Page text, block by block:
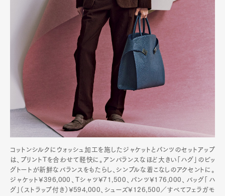
コットンシルクにウォッシュ加工を施したジャケットとパンツのセットアップ
は、プリントTを合わせて軽快に。アンバランスなほど大きい「ハグ」のビッ
グトートが新鮮なバランスをもたらし、シンプルな着こなしのアクセントに。
ジャケット¥396,000、Tシャツ¥71,500、パンツ¥176,000、バッグ「ハ
グ」（ストラップ付き）¥594,000、シューズ¥126,500／すべてフェラガモ